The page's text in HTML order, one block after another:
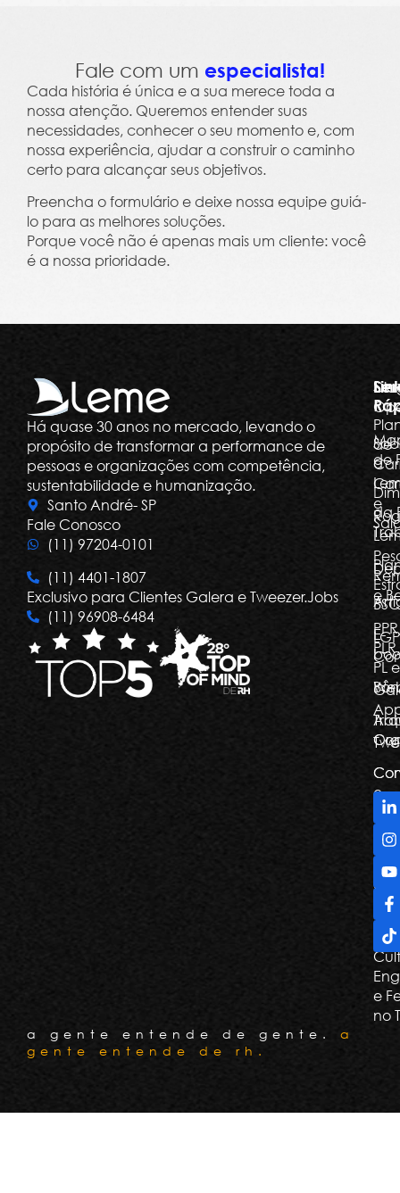
Fale com um especialista!
Cada história é única e a sua merece toda a
nossa atenção. Queremos entender suas
necessidades, conhecer o seu momento e, com
nossa experiência, ajudar a construir o caminho
certo para alcançar seus objetivos.
Preencha o formulário e deixe nossa equipe guiá-
lo para as melhores soluções.
Porque você não é apenas mais um cliente: você
é a nossa prioridade.
Há quase 30 anos no mercado, levando o
propósito de transformar a performance de
pessoas e organizações com competência,
sustentabilidade e humanização.
Santo André- SP
Fale Conosco
(11) 97204-0101
(11) 4401-1807
Exclusivo para Clientes Galera e Tweezer.Jobs
(11) 96908-6484
de
e
e
PLR,
PL e
e
e
e
no
de
da
a
E-
a gente entende de gente. a
gente entende de rh.